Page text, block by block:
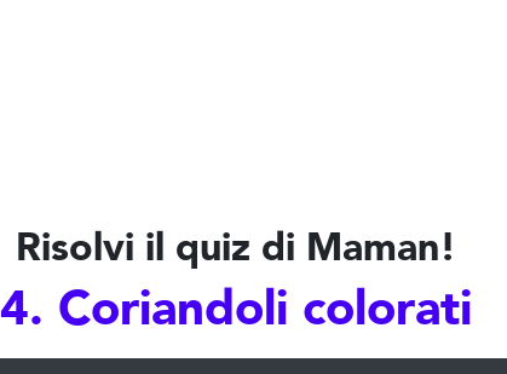
Risolvi il quiz di Maman!
4. Coriandoli colorati